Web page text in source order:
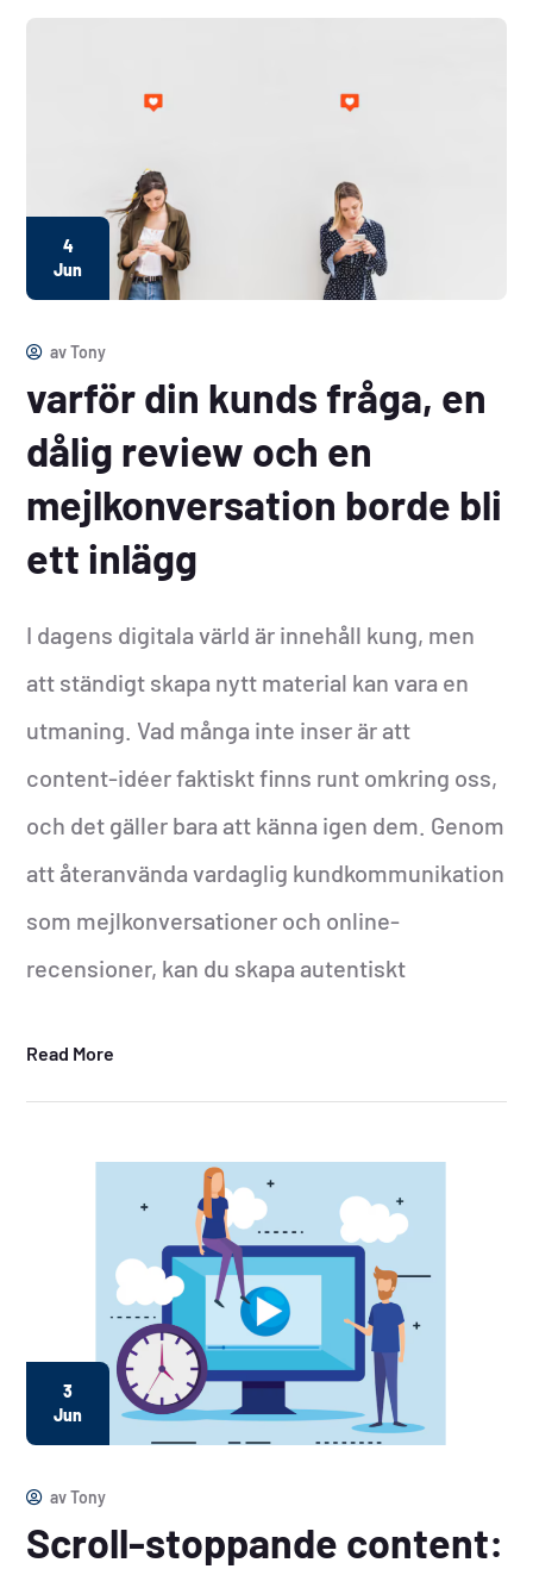
4
Jun
avTony
varför din kunds fråga, en
dålig review och en
mejlkonversation borde bli
ett inlägg
I dagens digitala värld är innehåll kung, men
att ständigt skapa nytt material kan vara en
utmaning. Vad många inte inser är att
content-idéer faktiskt finns runt omkring oss,
och det gäller bara att känna igen dem. Genom
att återanvända vardaglig kundkommunikation
som mejlkonversationer och online-
recensioner, kan du skapa autentiskt
Read More
3
Jun
avTony
Scroll-stoppande content: